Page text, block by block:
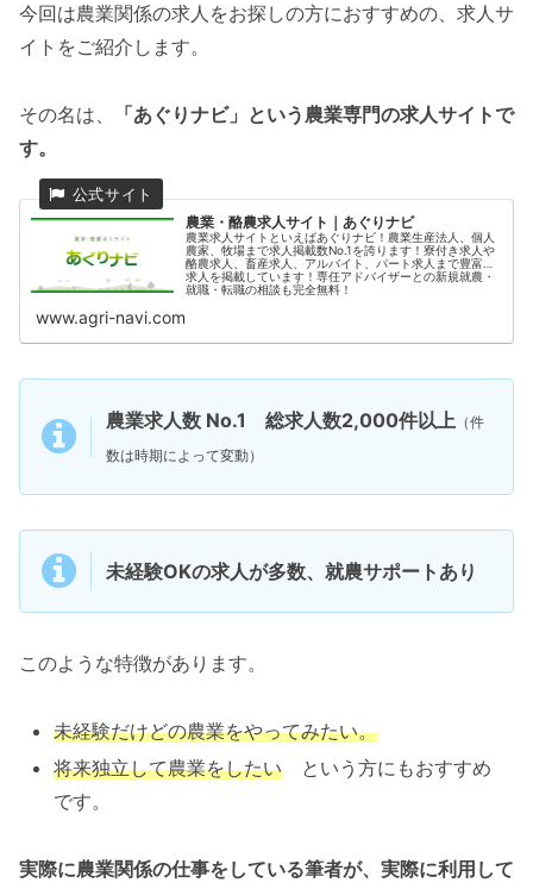
今回は農業関係の求人をお探しの方におすすめの、求人サ
イトをご紹介します。
その名は、
「あぐりナビ」という農業専門の求人サイトで
す。
農業・酪農求人サイト｜あぐりナビ
農業求人サイトといえばあぐりナビ！農業生産法人、個人
農家、牧場まで求人掲載数No.1を誇ります！寮付き求人や
酪農求人、畜産求人、アルバイト、パート求人まで豊富な
求人を掲載しています！専任アドバイザーとの新規就農・
就職・転職の相談も完全無料！
www.agri-navi.com
農業求人数 No.1 総求人数2,000件以上 （件
数は時期によって変動）
未経験OKの求人が多数、就農サポートあり
このような特徴があります。
未経験だけどの農業をやってみたい。
将来独立して農業をしたい という方にもおすすめ
です。
実際に農業関係の仕事をしている筆者が、実際に利用して